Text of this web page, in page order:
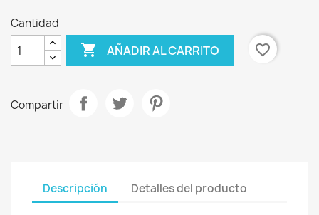
Cantidad
 AÑADIR AL CARRITO favorite_border
Compartir
Descripción Detalles del producto